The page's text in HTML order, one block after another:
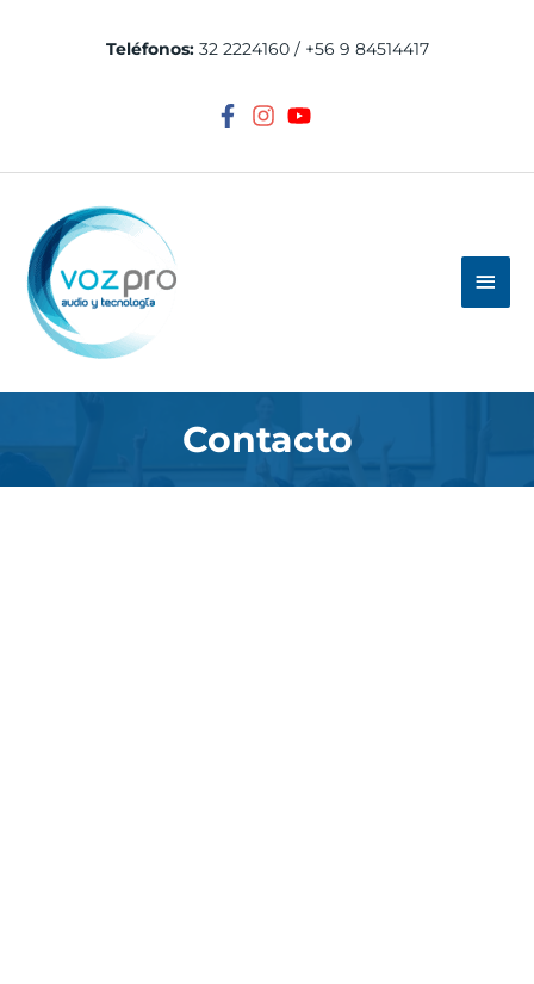
Teléfonos:32 2224160 / +56 9 84514417
Contacto